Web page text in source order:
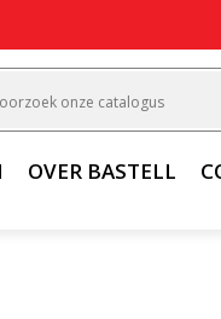
OVER BASTELL